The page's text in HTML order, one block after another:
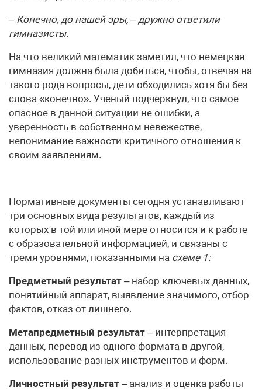
– Конечно, до нашей эры, – дружно ответили
гимназисты.
На что великий математик заметил, что немецкая
гимназия должна была добиться, чтобы, отвечая на
такого рода вопросы, дети обходились хотя бы без
слова «конечно». Ученый подчеркнул, что самое
опасное в данной ситуации не ошибки, а
уверенность в собственном невежестве,
непонимание важности критичного отношения к
своим заявлениям.
Нормативные документы сегодня устанавливают
три основных вида результатов, каждый из
которых в той или иной мере относится и к работе
с образовательной информацией, и связаны с
тремя уровнями, показанными на схеме 1:
Предметный результат – набор ключевых данных,
понятийный аппарат, выявление значимого, отбор
фактов, отказ от лишнего.
Метапредметный результат – интерпретация
данных, перевод из одного формата в другой,
использование разных инструментов и форм.
Личностный результат – анализ и оценка работы